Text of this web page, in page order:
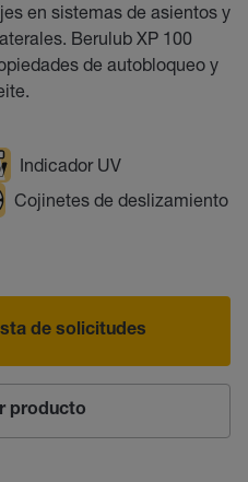
en sistemas de asientos y
Berulub XP 100
de autobloqueo y
Indicador UV
Cojinetes de deslizamiento
de solicitudes
producto